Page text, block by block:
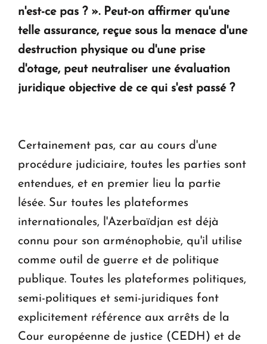
n'est-ce pas ? ». Peut-on affirmer qu'une
telle assurance, reçue sous la menace d'une
destruction physique ou d'une prise
d'otage, peut neutraliser une évaluation
juridique objective de ce qui s'est passé ?
Certainement pas, car au cours d'une
procédure judiciaire, toutes les parties sont
entendues, et en premier lieu la partie
lésée. Sur toutes les plateformes
internationales, l'Azerbaïdjan est déjà
connu pour son arménophobie, qu'il utilise
comme outil de guerre et de politique
publique. Toutes les plateformes politiques,
semi-politiques et semi-juridiques font
explicitement référence aux arrêts de la
Cour européenne de justice (CEDH) et de